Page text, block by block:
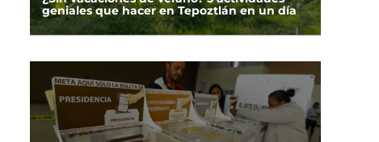
geniales que hacer en Tepoztlán en un día